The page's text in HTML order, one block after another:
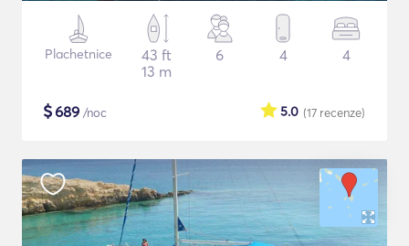
Plachetnice
43 ft
13 m
6 4 4
$689 /noc (17 recenze)
5.0